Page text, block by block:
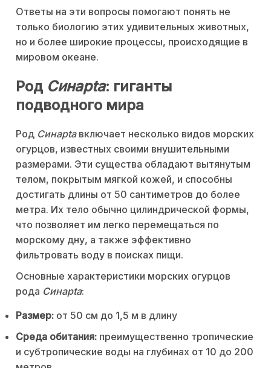
Ответы на эти вопросы помогают понять не
только биологию этих удивительных животных,
но и более широкие процессы, происходящие в
мировом океане.
Род Синapta: гиганты
подводного мира
Род Синaptaвключает несколько видов морских
огурцов, известных своими внушительными
размерами. Эти существа обладают вытянутым
телом, покрытым мягкой кожей, и способны
достигать длины от 50 сантиметров до более
метра. Их тело обычно цилиндрической формы,
что позволяет им легко перемещаться по
морскому дну, а также эффективно
фильтровать воду в поисках пищи.
Основные характеристики морских огурцов
рода Синapta:
Размер: от 50 см до 1,5 м в длину
Среда обитания: преимущественно тропические
и субтропические воды на глубинах от 10 до 200